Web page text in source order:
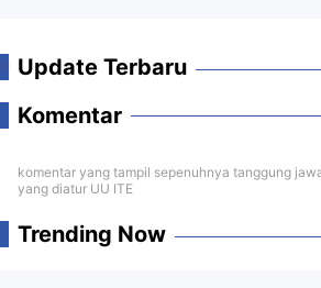
Update Terbaru
Komentar
komentar yang tampil sepenuhnya tanggung
yang diatur UU ITE
Trending Now